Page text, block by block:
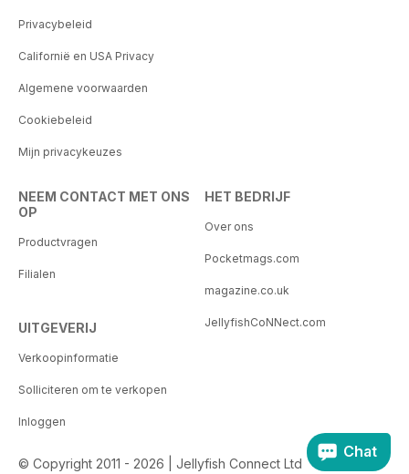
Privacybeleid
Californië en USA Privacy
Algemene voorwaarden
Cookiebeleid
Mijn privacykeuzes
NEEM CONTACT MET ONS
OP
Productvragen
Filialen
UITGEVERIJ
Verkoopinformatie
Solliciteren om te verkopen
Inloggen
HET BEDRIJF
Over ons
Pocketmags.com
magazine.co.uk
JellyfishCoNNect.com
© Copyright 2011 - 2026 | Jellyfish Connect Ltd
Chat